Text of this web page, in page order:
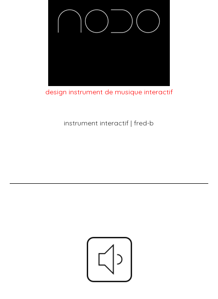
design instrument de musique interactif
instrument interactif | fred-b